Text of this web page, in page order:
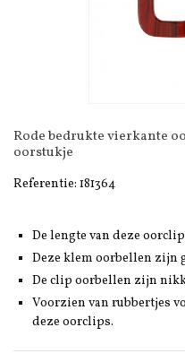
Rode bedrukte vierkante
oorstukje
Referentie: 181364
De lengte van deze oorclip
Deze klem oorbellen zijn
De clip oorbellen zijn
Voorzien van rubbertjes
deze oorclips.